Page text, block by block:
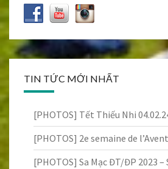
TIN TỨC MỚI NHẤT
[PHOTOS] Tết Thiếu Nhi
[PHOTOS] 2e semaine de
[PHOTOS] Sa Mạc ĐT/ĐP 2023 –